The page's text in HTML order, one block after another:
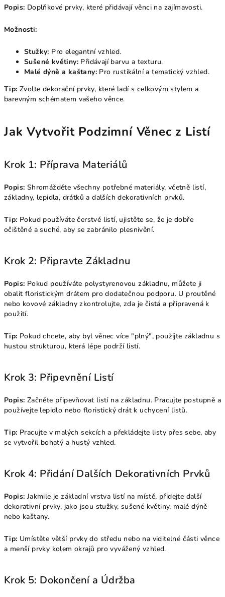
Popis: Doplňkové prvky, které přidávají věnci na zajímavosti.
Možnosti:
Stužky: Pro elegantní vzhled.
Sušené květiny: Přidávají barvu a texturu.
Malé dýně a kaštany: Pro rustikální a tematický vzhled.
Tip: Zvolte dekorační prvky, které ladí s celkovým stylem a
barevným schématem vašeho věnce.
Jak Vytvořit Podzimní Věnec z Listí
Krok 1: Příprava Materiálů
Popis: Shromážděte všechny potřebné materiály, včetně listí,
základny, lepidla, drátků a dalších dekorativních prvků.
Tip: Pokud používáte čerstvé listí, ujistěte se, že je dobře
očištěné a suché, aby se zabránilo plesnivění.
Krok 2: Připravte Základnu
Popis: Pokud používáte polystyrenovou základnu, můžete ji
obalit floristickým drátem pro dodatečnou podporu. U proutěné
nebo kovové základny zkontrolujte, zda je čistá a připravená k
použití.
Tip: Pokud chcete, aby byl věnec více "plný", použijte základnu s
hustou strukturou, která lépe podrží listí.
Krok 3: Připevnění Listí
Popis: Začněte připevňovat listí na základnu. Pracujte postupně a
používejte lepidlo nebo floristický drát k uchycení listů.
Tip: Pracujte v malých sekcích a překládejte listy přes sebe, aby
se vytvořil bohatý a hustý vzhled.
Krok 4: Přidání Dalších Dekorativních Prvků
Popis: Jakmile je základní vrstva listí na místě, přidejte další
dekorativní prvky, jako jsou stužky, sušené květiny, malé dýně
nebo kaštany.
Tip: Umístěte větší prvky do středu nebo na viditelné části věnce
a menší prvky kolem okrajů pro vyvážený vzhled.
Krok 5: Dokončení a Údržba